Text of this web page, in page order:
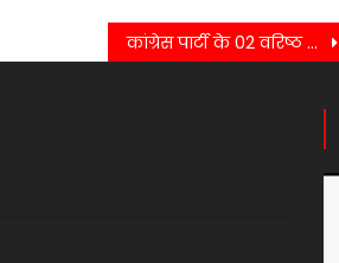
कांग्रेस पार्टी के 02 वरिष्ठ कांग्रेसी पदाधिकारी पूर्व सैनिक का आकस्मिक निधन होने के कारण कांग्रेस कार्यालय में किया शोकसभा का आयोजन……